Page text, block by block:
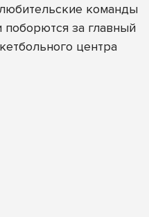
команды
поборются за главный
центра